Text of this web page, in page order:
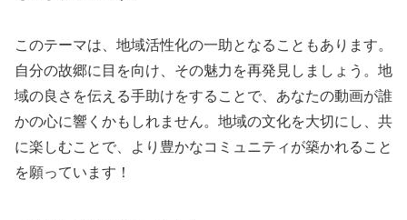
このテーマは、地域活性化の一助となることもあります。
自分の故郷に目を向け、その魅力を再発見しましょう。地
域の良さを伝える手助けをすることで、あなたの動画が誰
かの心に響くかもしれません。地域の文化を大切にし、共
に楽しむことで、より豊かなコミュニティが築かれること
を願っています！